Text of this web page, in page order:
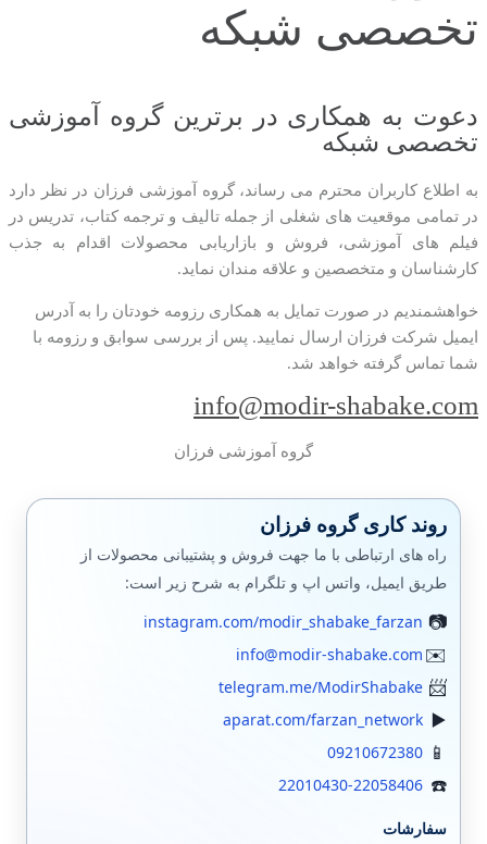
تخصصی شبکه
دعوت به همکاری در برترین گروه آموزشی
تخصصی شبکه
به اطلاع کاربران محترم می رساند، گروه آموزشی فرزان در نظر دارد
در تمامی موقعیت های شغلی از جمله تالیف و ترجمه کتاب، تدریس در
فیلم های آموزشی، فروش و بازاریابی محصولات اقدام به جذب
کارشناسان و متخصصین و علاقه مندان نماید.
خواهشمندیم در صورت تمایل به همکاری رزومه خودتان را به آدرس
ایمیل شرکت فرزان ارسال نمایید. پس از بررسی سوابق و رزومه با
شما تماس گرفته خواهد شد.
info@modir-shabake.com
گروه آموزشی فرزان
روند کاری گروه فرزان
راه های ارتباطی با ما جهت فروش و پشتیبانی محصولات از
طریق ایمیل، واتس اپ و تلگرام به شرح زیر است:
instagram.com/modir_shabake_farzan
info@modir-shabake.com
telegram.me/ModirShabake
aparat.com/farzan_network
09210672380
22010430-22058406
سفارشات